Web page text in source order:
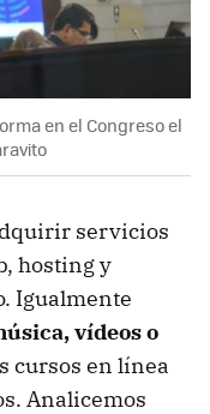
en el Congreso el
servicios
hosting y
Igualmente
vídeos o
cursos en línea
Analicemos